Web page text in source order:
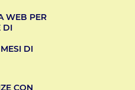
WEB PER
DI
DI
CON